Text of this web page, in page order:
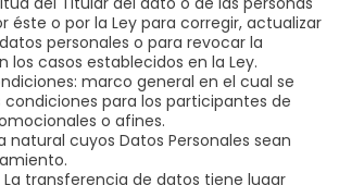
éste o por la Ley para corregir, actualizar
personales o para revocar la
los casos establecidos en la Ley.
marco general en el cual se
para los participantes de
o afines.
natural cuyos Datos Personales sean
La transferencia de datos tiene lugar